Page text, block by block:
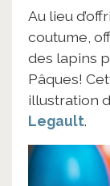
Au lieu
coutume,
des lapins
Pâques!
illustration
Legault.